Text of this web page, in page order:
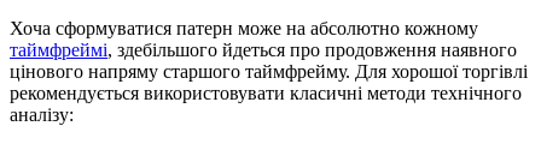
Хоча сформуватися патерн може на абсолютно кожному
таймфреймі, здебільшого йдеться про продовження наявного
цінового напряму старшого таймфрейму. Для хорошої торгівлі
рекомендується використовувати класичні методи технічного
аналізу: